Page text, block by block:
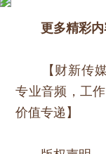
更多精彩
【财新传媒·
专业音频，工
价值专递】